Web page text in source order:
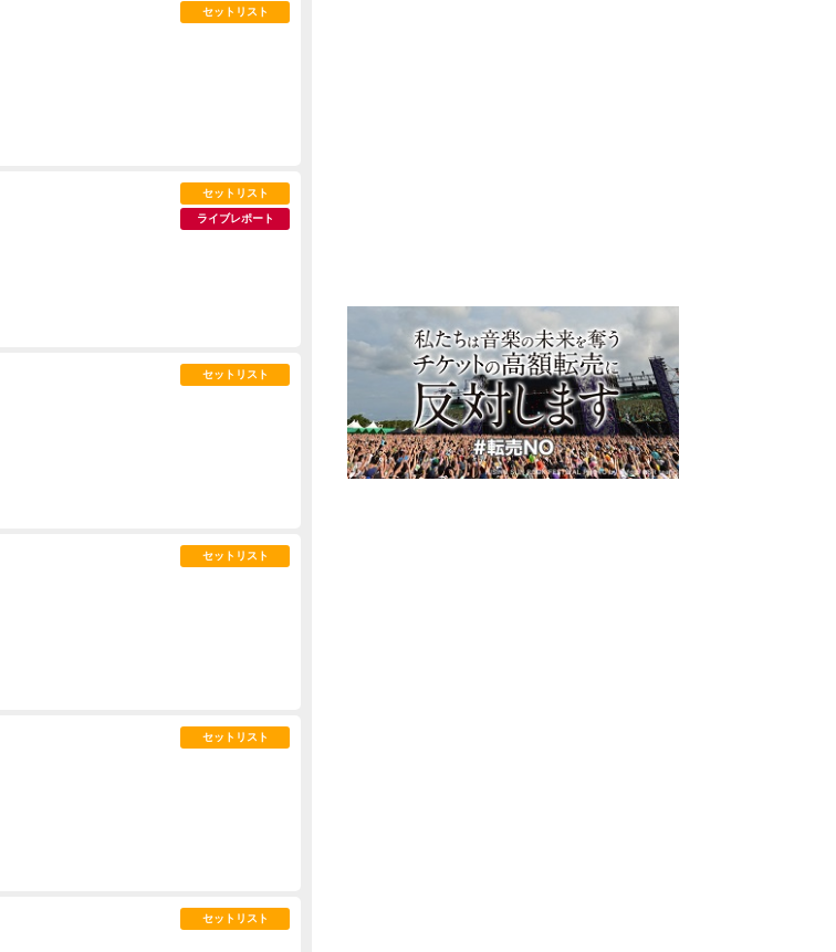
セットリスト
セットリスト
ライブレポート
セットリスト
セットリスト
セットリスト
セットリスト